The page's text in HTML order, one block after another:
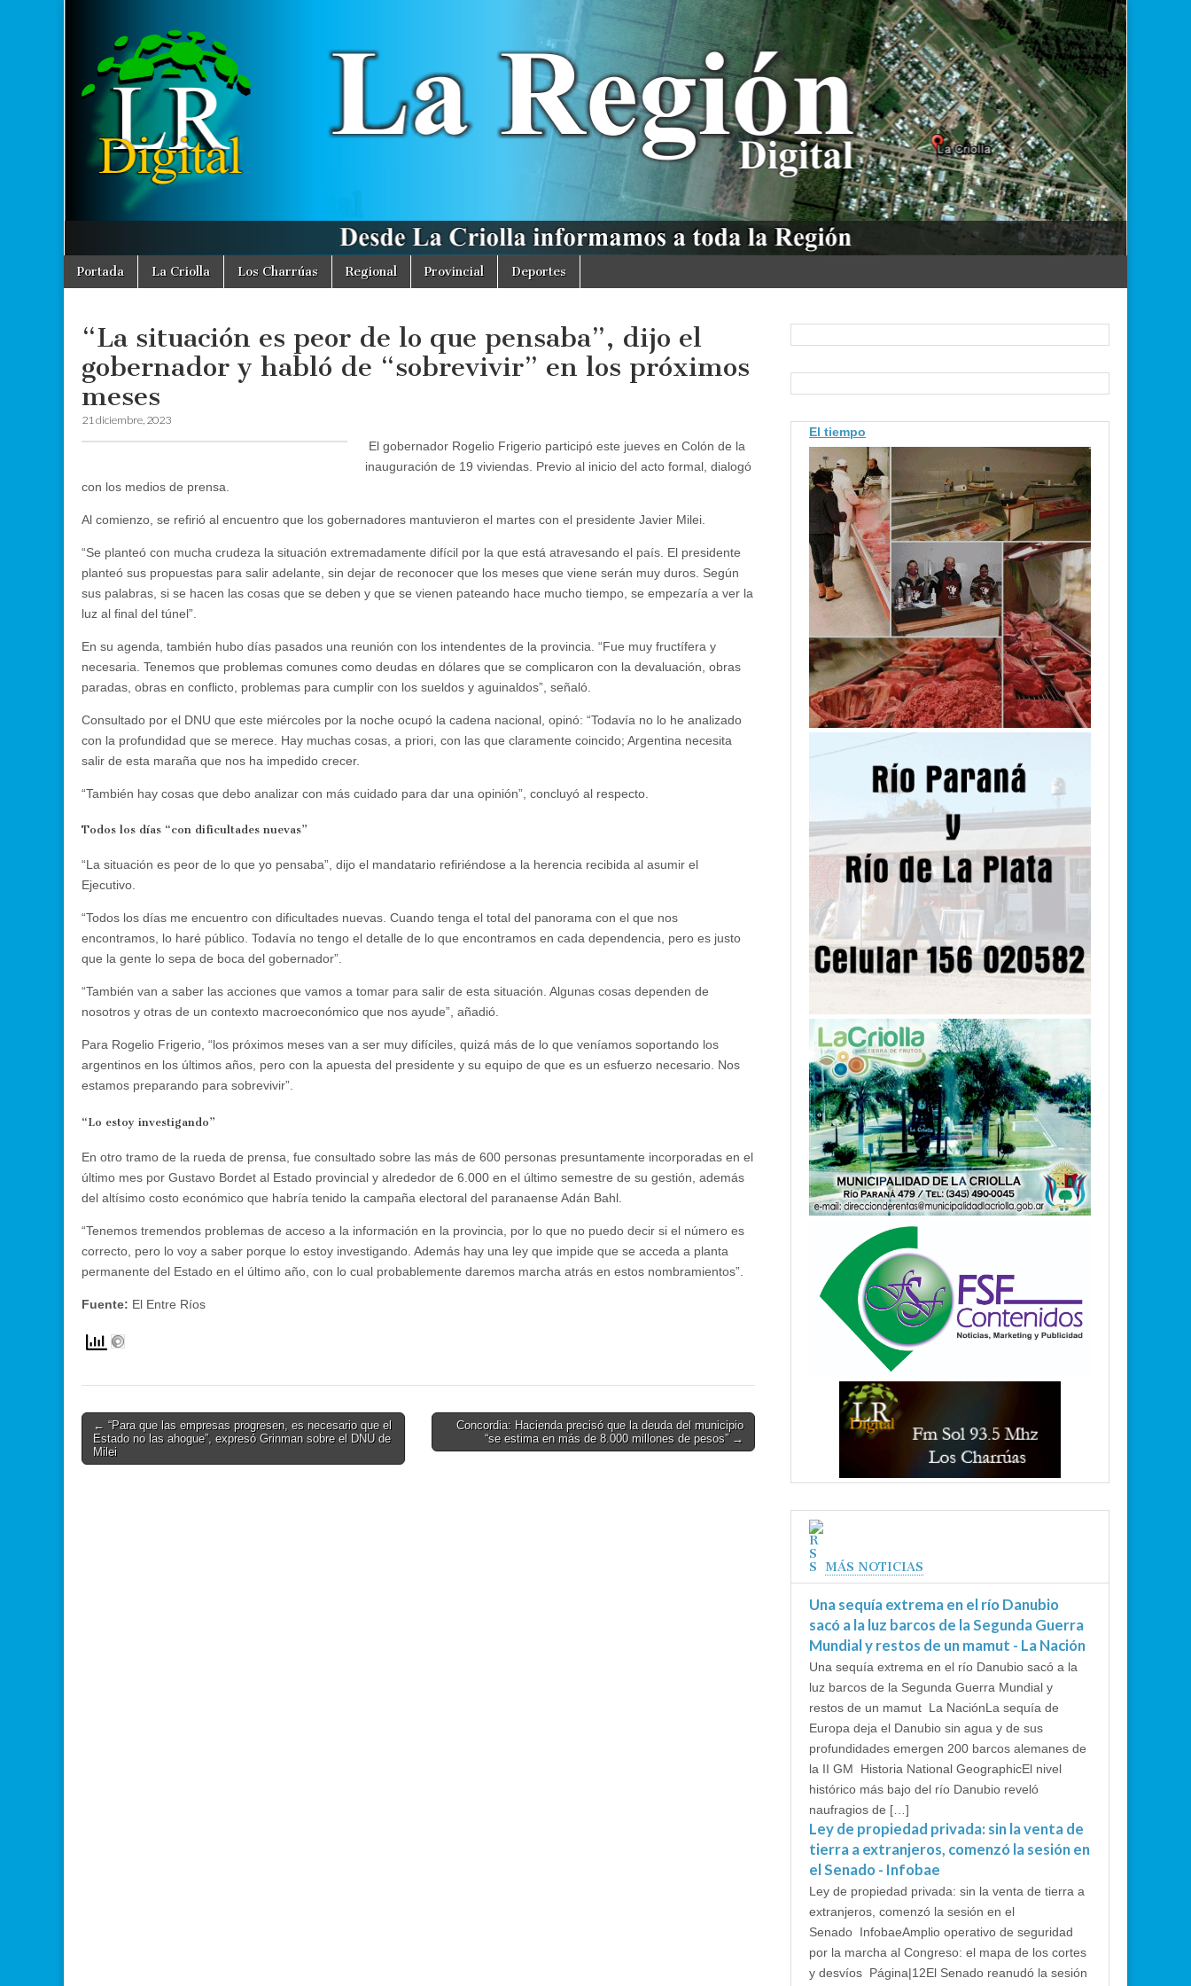
La
Región
Digital
Desde La
Criolla
informamos
a toda la
Región
Main
menu
Skip
Portada La Criolla Los Charrúas Regional Provincial Deportes
“La situación es peor de lo que pensaba”, dijo el
gobernador y habló de “sobrevivir” en los próximos
meses
21 diciembre, 2023
El gobernador Rogelio Frigerio participó este jueves en Colón de la
inauguración de 19 viviendas. Previo al inicio del acto formal, dialogó
con los medios de prensa.
Al comienzo, se refirió al encuentro que los gobernadores mantuvieron el martes con el presidente Javier Milei.
“Se planteó con mucha crudeza la situación extremadamente difícil por la que está atravesando el país. El presidente
planteó sus propuestas para salir adelante, sin dejar de reconocer que los meses que viene serán muy duros. Según
sus palabras, si se hacen las cosas que se deben y que se vienen pateando hace mucho tiempo, se empezaría a ver la
luz al final del túnel”.
En su agenda, también hubo días pasados una reunión con los intendentes de la provincia. “Fue muy fructífera y
necesaria. Tenemos que problemas comunes como deudas en dólares que se complicaron con la devaluación, obras
paradas, obras en conflicto, problemas para cumplir con los sueldos y aguinaldos”, señaló.
Consultado por el DNU que este miércoles por la noche ocupó la cadena nacional, opinó: “Todavía no lo he analizado
con la profundidad que se merece. Hay muchas cosas, a priori, con las que claramente coincido; Argentina necesita
salir de esta maraña que nos ha impedido crecer.
“También hay cosas que debo analizar con más cuidado para dar una opinión”, concluyó al respecto.
Todos los días “con dificultades nuevas”
“La situación es peor de lo que yo pensaba”, dijo el mandatario refiriéndose a la herencia recibida al asumir el
Ejecutivo.
“Todos los días me encuentro con dificultades nuevas. Cuando tenga el total del panorama con el que nos
encontramos, lo haré público. Todavía no tengo el detalle de lo que encontramos en cada dependencia, pero es justo
que la gente lo sepa de boca del gobernador”.
“También van a saber las acciones que vamos a tomar para salir de esta situación. Algunas cosas dependen de
nosotros y otras de un contexto macroeconómico que nos ayude”, añadió.
Para Rogelio Frigerio, “los próximos meses van a ser muy difíciles, quizá más de lo que veníamos soportando los
argentinos en los últimos años, pero con la apuesta del presidente y su equipo de que es un esfuerzo necesario. Nos
estamos preparando para sobrevivir”.
“Lo estoy investigando”
En otro tramo de la rueda de prensa, fue consultado sobre las más de 600 personas presuntamente incorporadas en el
último mes por Gustavo Bordet al Estado provincial y alrededor de 6.000 en el último semestre de su gestión, además
del altísimo costo económico que habría tenido la campaña electoral del paranaense Adán Bahl.
“Tenemos tremendos problemas de acceso a la información en la provincia, por lo que no puedo decir si el número es
correcto, pero lo voy a saber porque lo estoy investigando. Además hay una ley que impide que se acceda a planta
permanente del Estado en el último año, con lo cual probablemente daremos marcha atrás en estos nombramientos”.
Fuente: El Entre Ríos
Post
navigation
← “Para que las empresas progresen, es necesario que el
Estado no las ahogue”, expresó Grinman sobre el DNU de
Milei
Concordia: Hacienda precisó que la deuda del municipio
“se estima en más de 8.000 millones de pesos” →
El tiempo
MÁS NOTICIAS
Una sequía extrema en el río Danubio
sacó a la luz barcos de la Segunda Guerra
Mundial y restos de un mamut - La Nación
Una sequía extrema en el río Danubio sacó a la
luz barcos de la Segunda Guerra Mundial y
restos de un mamut La NaciónLa sequía de
Europa deja el Danubio sin agua y de sus
profundidades emergen 200 barcos alemanes de
la II GM Historia National GeographicEl nivel
histórico más bajo del río Danubio reveló
naufragios de […]
Ley de propiedad privada: sin la venta de
tierra a extranjeros, comenzó la sesión en
el Senado - Infobae
Ley de propiedad privada: sin la venta de tierra a
extranjeros, comenzó la sesión en el
Senado InfobaeAmplio operativo de seguridad
por la marcha al Congreso: el mapa de los cortes
y desvíos Página|12El Senado reanudó la sesión